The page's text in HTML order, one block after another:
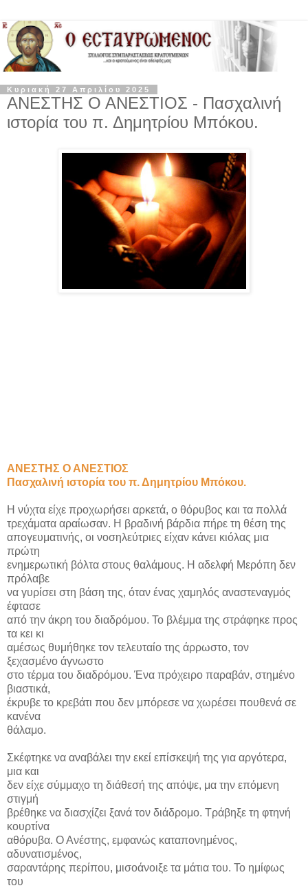
Κυριακή 27 Απριλίου 2025
ΑΝΕΣΤΗΣ Ο ΑΝΕΣΤΙΟΣ - Πασχαλινή
ιστορία του π. Δημητρίου Μπόκου.
ΑΝΕΣΤΗΣ Ο ΑΝΕΣΤΙΟΣ
Πασχαλινή ιστορία του π. Δημητρίου Μπόκου.
Η νύχτα είχε προχωρήσει αρκετά, ο θόρυβος και τα πολλά
τρεχάματα αραίωσαν. Η βραδινή βάρδια πήρε τη θέση της
απογευματινής, οι νοσηλεύτριες είχαν κάνει κιόλας μια
πρώτη
ενημερωτική βόλτα στους θαλάμους. Η αδελφή Μερόπη δεν
πρόλαβε
να γυρίσει στη βάση της, όταν ένας χαμηλός αναστεναγμός
έφτασε
από την άκρη του διαδρόμου. Το βλέμμα της στράφηκε προς
τα κει κι
αμέσως θυμήθηκε τον τελευταίο της άρρωστο, τον
ξεχασμένο άγνωστο
στο τέρμα του διαδρόμου. Ένα πρόχειρο παραβάν, στημένο
βιαστικά,
έκρυβε το κρεβάτι που δεν μπόρεσε να χωρέσει πουθενά σε
κανένα
θάλαμο.
Σκέφτηκε να αναβάλει την εκεί επίσκεψή της για αργότερα,
μια και
δεν είχε σύμμαχο τη διάθεσή της απόψε, μα την επόμενη
στιγμή
βρέθηκε να διασχίζει ξανά τον διάδρομο. Τράβηξε τη φτηνή
κουρτίνα
αθόρυβα. Ο Ανέστης, εμφανώς καταπονημένος,
αδυνατισμένος,
σαραντάρης περίπου, μισοάνοιξε τα μάτια του. Το ημίφως
του